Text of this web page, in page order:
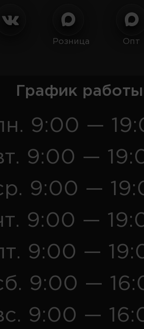
Розница Опт
График
9:00 —
9:00 —
9:00 —
9:00 —
9:00 —
9:00 —
9:00 —